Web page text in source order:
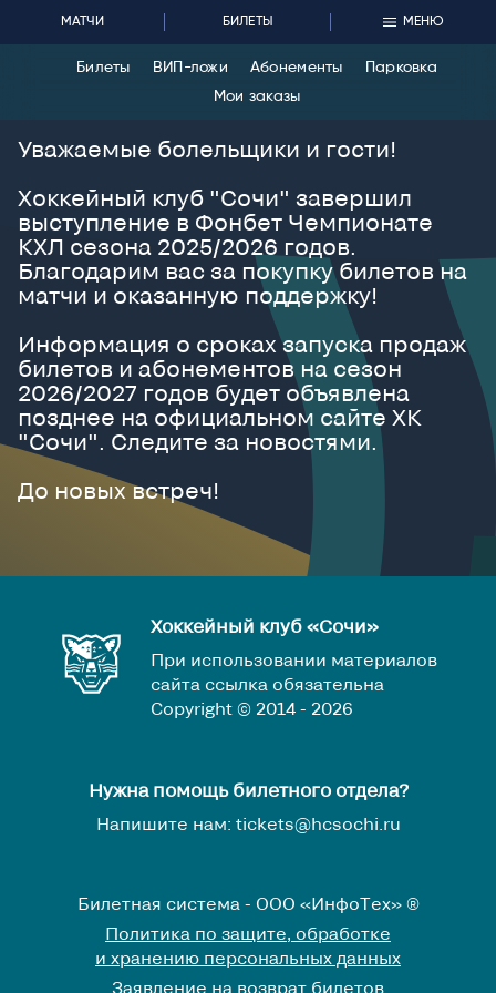
МАТЧИ БИЛЕТЫ МЕНЮ
Билеты ВИП-ложи Абонементы
Парковка
Мои заказы
Уважаемые болельщики и гости!
Хоккейный клуб "Сочи" завершил
выступление в Фонбет Чемпионате
КХЛ сезона 2025/2026 годов.
Благодарим вас за покупку билетов на
матчи и оказанную поддержку!
Информация о сроках запуска продаж
билетов и абонементов на сезон
2026/2027 годов будет объявлена
позднее на официальном сайте ХК
"Сочи". Следите за новостями.
До новых встреч!
Хоккейный клуб «Сочи»
При использовании материалов
сайта ссылка обязательна
Copyright © 2014 - 2026
Нужна помощь билетного отдела?
Напишите нам: tickets@hcsochi.ru
Билетная система - ООО «ИнфоТех» ®
Политика по защите, обработке
и хранению персональных данных